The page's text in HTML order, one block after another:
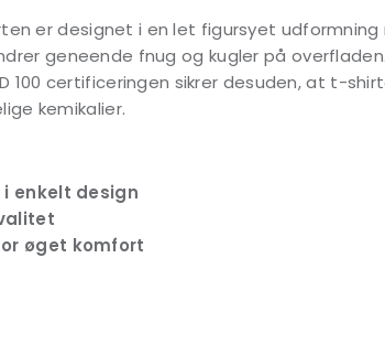
er designet i en let figursyet udformning
geneende fnug og kugler på
100 certificeringen sikrer desuden, at t-
kemikalier.
enkelt design
øget komfort